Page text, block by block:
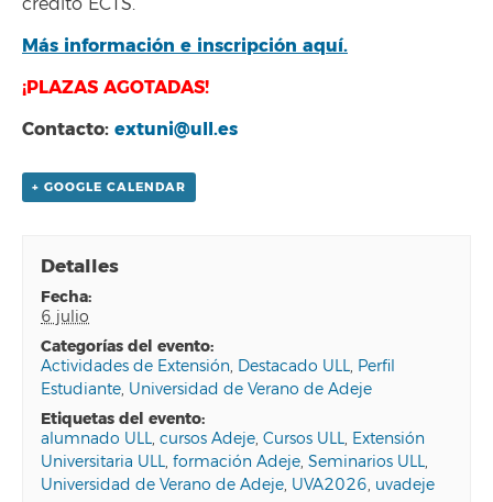
crédito ECTS.
Más información e inscripción aquí.
¡PLAZAS AGOTADAS!
Contacto: extuni@ull.es
+ GOOGLE CALENDAR
Detalles
fecha:
6 julio
categorías del evento:
Actividades de Extensión, Destacado ULL, Perfil
Estudiante, Universidad de Verano de Adeje
etiquetas del evento:
alumnado ULL,cursos Adeje,Cursos ULL, Extensión
Universitaria ULL,formación Adeje,Seminarios ULL,
Universidad de Verano de Adeje, UVA2026, uvadeje